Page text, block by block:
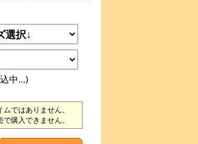
中...)
ではありません。
購入できません。